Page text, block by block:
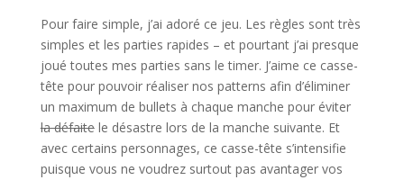
Pour faire simple, j’ai adoré ce jeu. Les règles sont très
simples et les parties rapides – et pourtant j’ai presque
joué toutes mes parties sans le timer. J’aime ce casse-
tête pour pouvoir réaliser nos patterns afin d’éliminer
un maximum de bullets à chaque manche pour éviter
la défaitele désastre lors de la manche suivante. Et
avec certains personnages, ce casse-tête s’intensifie
puisque vous ne voudrez surtout pas avantager vos